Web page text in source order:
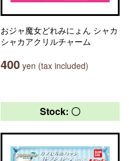
おジャ魔女どれみにょん シャカ
シャカアクリルチャーム
400 yen (tax included)
Stock: 〇